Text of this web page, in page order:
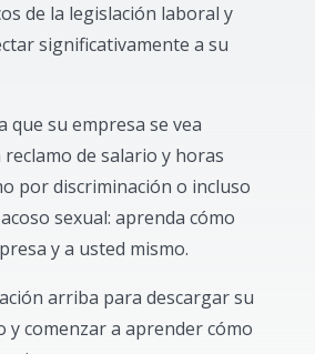
de la legislación laboral y
significativamente a su
que su empresa se vea
de salario y horas
por discriminación o incluso
sexual: aprenda cómo
y a usted mismo.
arriba para descargar su
comenzar a aprender cómo